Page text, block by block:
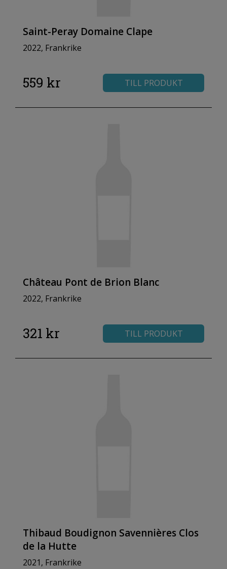
Saint-Peray Domaine Clape
2022, Frankrike
559 kr TILL PRODUKT
Château Pont de Brion Blanc
2022, Frankrike
321 kr TILL PRODUKT
Thibaud Boudignon Savennières Clos
de la Hutte
2021, Frankrike